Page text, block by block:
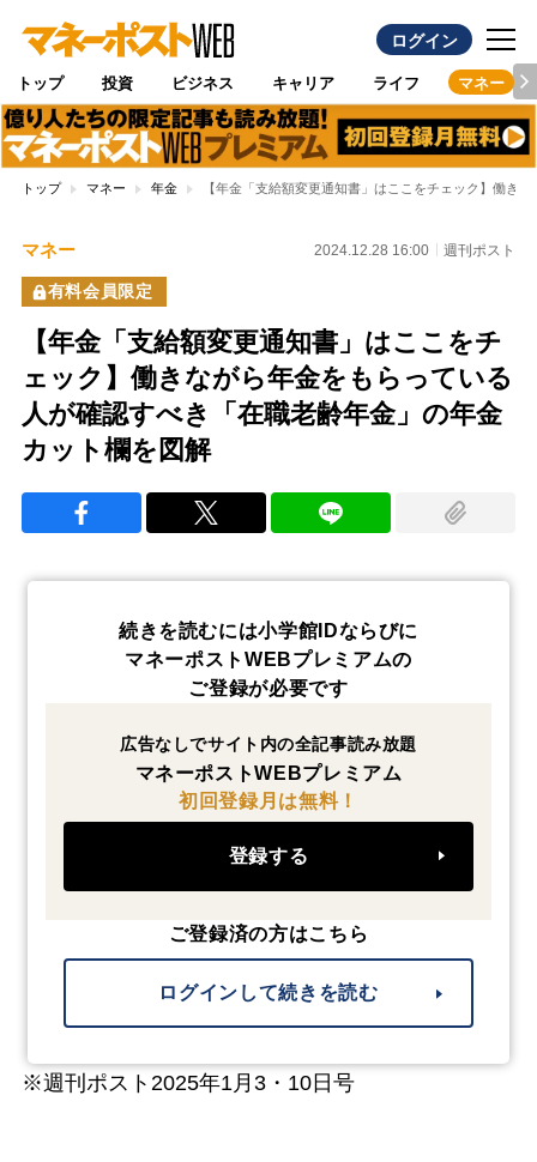
ログイン
トップ 投資 ビジネス キャリア ライフ マネー
トップ マネー 年金 【年金「支給額変更通知書」はここをチェック】働き
マネー 2024.12.28 16:00 週刊ポスト
有料会員限定
【年金「支給額変更通知書」はここをチ
ェック】働きながら年金をもらっている
人が確認すべき「在職老齢年金」の年金
カット欄を図解
続きを読むには小学館IDならびに
マネーポストWEBプレミアムの
ご登録が必要です
広告なしでサイト内の全記事読み放題
マネーポストWEBプレミアム
初回登録月は無料！
登録する
ご登録済の方はこちら
ログインして続きを読む
※週刊ポスト2025年1月3・10日号